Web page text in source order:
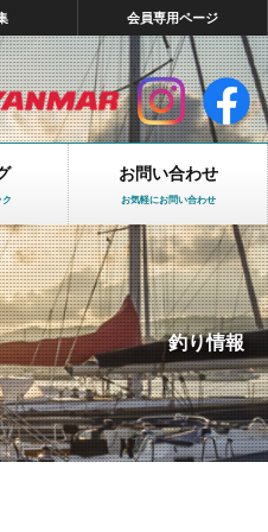
会員専用ページ
お問い合わせ
お気軽にお問い合わせ
釣り情報